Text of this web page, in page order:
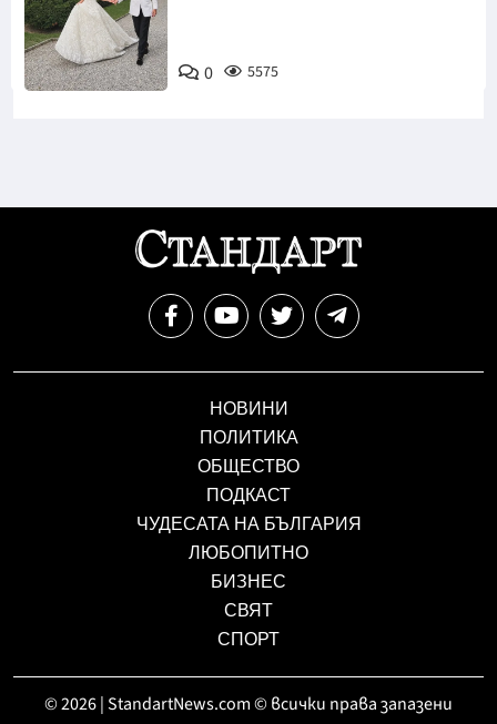
Снимка:
Инстаграм
0 5575
НОВИНИ
ПОЛИТИКА
ОБЩЕСТВО
ПОДКАСТ
ЧУДЕСАТА НА БЪЛГАРИЯ
ЛЮБОПИТНО
БИЗНЕС
СВЯТ
СПОРТ
© 2026 | StandartNews.com © всички права запазени